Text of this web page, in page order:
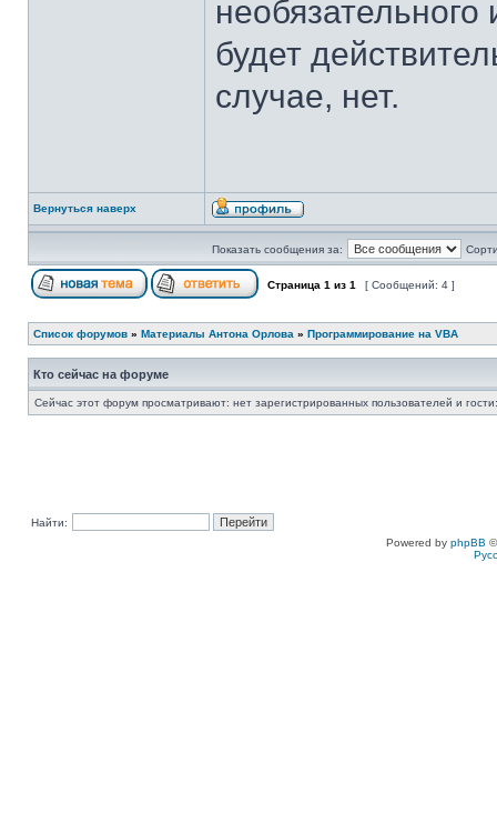
будет
случае, нет.
Вернуться наверх
Показать сообщения за:
Страница 1 из 1 [ Сообщений: 4 ]
Список форумов » Материалы Антона Орлова » Программирование на VBA
Кто сейчас на форуме
Сейчас этот форум просматривают: нет зарегистрированных пользователей и
Найти:
Powered by phpBB